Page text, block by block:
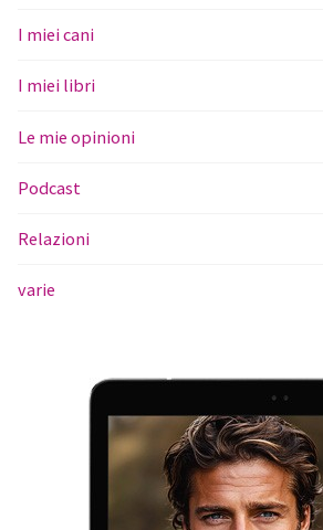
I miei cani
I miei libri
Le mie opinioni
Podcast
Relazioni
varie